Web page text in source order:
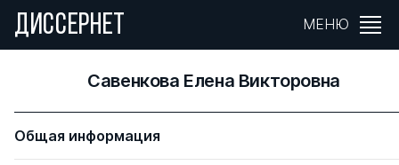
ДИССЕРНЕТ МЕНЮ
Савенкова Елена Викторовна
Общая информация